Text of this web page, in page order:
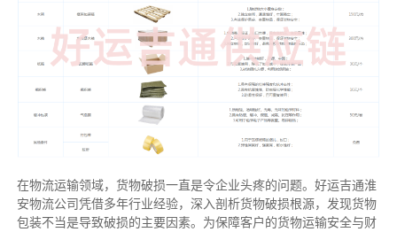
在物流运输领域，货物破损一直是令企业头疼的问题。好运吉通淮
安物流公司凭借多年行业经验，深入剖析货物破损根源，发现货物
包装不当是导致破损的主要因素。为保障客户的货物运输安全与财